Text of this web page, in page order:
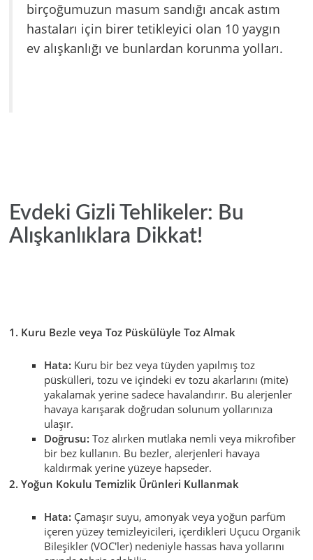
birçoğumuzun masum sandığı ancak astım
hastaları için birer tetikleyici olan 10 yaygın
ev alışkanlığı ve bunlardan korunma yolları.
Evdeki Gizli Tehlikeler: Bu
Alışkanlıklara Dikkat!
1. Kuru Bezle veya Toz Püskülüyle Toz Almak
Hata: Kuru bir bez veya tüyden yapılmış toz
püskülleri, tozu ve içindeki ev tozu akarlarını (mite)
yakalamak yerine sadece havalandırır. Bu alerjenler
havaya karışarak doğrudan solunum yollarınıza
ulaşır.
Doğrusu: Toz alırken mutlaka nemli veya mikrofiber
bir bez kullanın. Bu bezler, alerjenleri havaya
kaldırmak yerine yüzeye hapseder.
2. Yoğun Kokulu Temizlik Ürünleri Kullanmak
Hata: Çamaşır suyu, amonyak veya yoğun parfüm
içeren yüzey temizleyicileri, içerdikleri Uçucu Organik
Bileşikler (VOC'ler) nedeniyle hassas hava yollarını